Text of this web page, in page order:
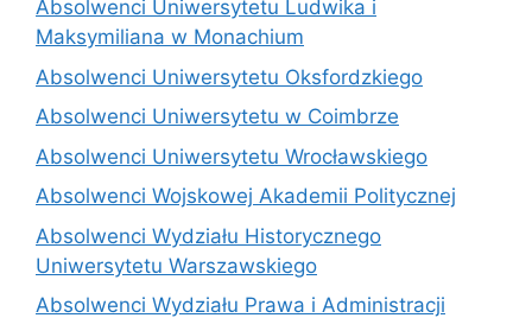
Absolwenci Uniwersytetu Ludwika i
Maksymiliana w Monachium
Absolwenci Uniwersytetu Oksfordzkiego
Absolwenci Uniwersytetu w Coimbrze
Absolwenci Uniwersytetu Wrocławskiego
Absolwenci Wojskowej Akademii Politycznej
Absolwenci Wydziału Historycznego
Uniwersytetu Warszawskiego
Absolwenci Wydziału Prawa i Administracji